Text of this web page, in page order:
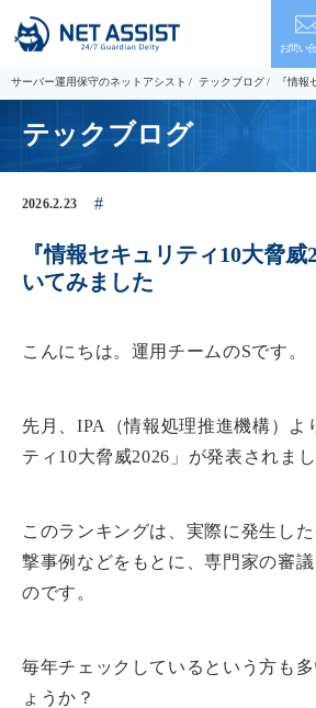
お問い
サーバー運用保守のネットアシスト テックブログ 『情
テックブログ
2026.2.23
『情報セキュリティ10大脅
いてみました
こんにちは。運用チームのSです。
先月、IPA（情報処理推進機構）よ
ティ10大脅威2026」が発表されまし
このランキングは、実際に発生し
撃事例などをもとに、専門家の審
のです。
毎年チェックしているという方も
ょうか？